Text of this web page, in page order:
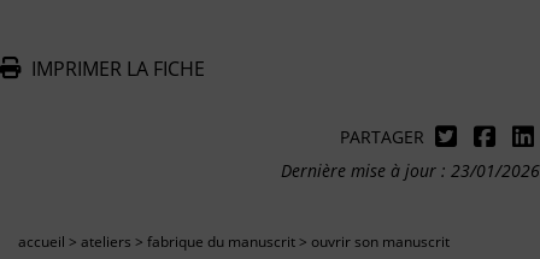
IMPRIMER LA FICHE
PARTAGER
Dernière mise à jour : 23/01/2026
accueil > ateliers > fabrique du manuscrit> ouvrir son manuscrit